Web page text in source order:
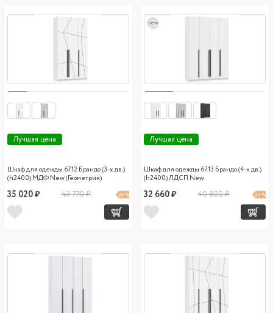
Лучшая цена
Шкаф для одежды 67.12 Брандо (3-х дв.)
(h2400) МДФ New (Геометрия)
35 020 ₽ 43 770 ₽ 20 %
new
Лучшая цена
Шкаф для одежды 67.13 Брандо (4-х дв.)
(h2400) ЛДСП New
32 660 ₽ 40 820 ₽ 20 %